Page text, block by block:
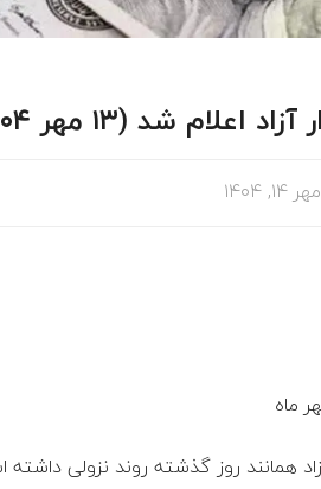
اعلام شد (۱۳ مهر ۱۴۰۴)
مهر ۱۴, ۱۴۰۴
ماه